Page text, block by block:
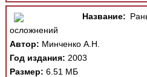
Название:
осложнений
Автор: Минченко А.Н.
Год издания: 2003
Размер: 6.51 МБ